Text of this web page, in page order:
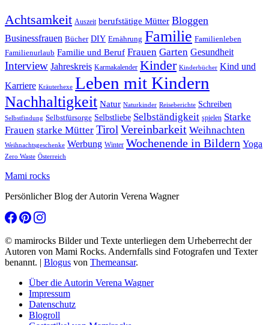
Achtsamkeit Auszeit berufstätige Mütter Bloggen
Businessfrauen Bücher DIY Ernährung Familie Familienleben
Familienurlaub Familie und Beruf Frauen Garten Gesundheit
Interview Jahreskreis Karmakalender Kinder Kinderbücher Kind und
Karriere Kräuterhexe Leben mit Kindern
Nachhaltigkeit Natur Naturkinder Reiseberichte Schreiben
Selbstfindung Selbstfürsorge Selbstliebe Selbständigkeit spielen Starke
Frauen starke Mütter Tirol Vereinbarkeit Weihnachten
Weihnachtsgeschenke Werbung Winter Wochenende in Bildern Yoga
Zero Waste Österreich
Mami rocks
Persönlicher Blog der Autorin Verena Wagner
© mamirocks Bilder und Texte unterliegen dem Urheberrecht der
Autoren von Mami Rocks. Andernfalls sind Fotografen und Texter
benannt. | Blogus von Themeansar.
Über die Autorin Verena Wagner
Impressum
Datenschutz
Blogroll